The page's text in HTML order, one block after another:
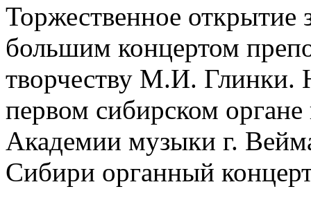
Торжественное открытие
большим концертом
творчеству М.И. Глинки.
первом сибирском
Академии музыки г.
Сибири органный